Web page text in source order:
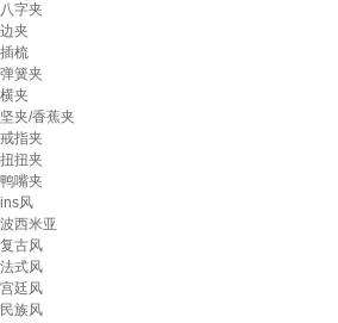
八字夹
边夹
插梳
弹簧夹
横夹
坚夹/香蕉夹
戒指夹
扭扭夹
鸭嘴夹
ins风
波西米亚
复古风
法式风
宫廷风
民族风